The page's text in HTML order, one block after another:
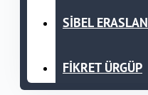
SİBEL ERASLAN
FİKRET ÜRGÜP